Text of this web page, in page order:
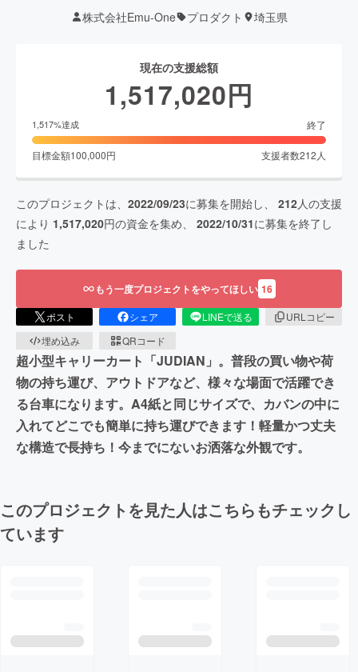
株式会社Emu-One プロダクト 埼玉県
現在の支援総額
1,517,020円
1,517%達成 終了
目標金額100,000円 支援者数212 人
このプロジェクトは、 2022/09/23に募集を開始し、 212人の支援
により 1,517,020円の資金を集め、 2022/10/31に募集を終了し
ました
もう一度プロジェクトをやってほしい 16
ポスト シェア LINEで送る
URLコピー
埋め込み
QRコード
超小型キャリーカート「JUDIAN」。普段の買い物や荷
物の持ち運び、アウトドアなど、様々な場面で活躍でき
る台車になります。A4紙と同じサイズで、カバンの中に
入れてどこでも簡単に持ち運びできます！軽量かつ丈夫
な構造で長持ち！今までにないお洒落な外観です。
このプロジェクトを見た人はこちらもチェックし
ています